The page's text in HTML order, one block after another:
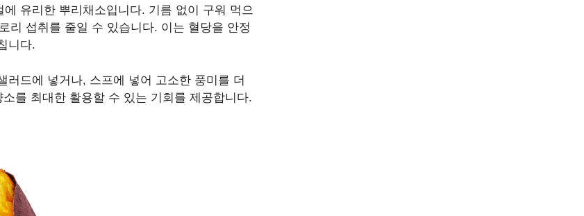
유리한 뿌리채소입니다. 기름 없이 구워 먹으
리 섭취를 줄일 수 있습니다. 이는 혈당을 안정
니다.
드에 넣거나, 스프에 넣어 고소한 풍미를 더
를 최대한 활용할 수 있는 기회를 제공합니다.